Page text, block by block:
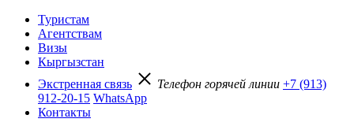
Туристам
Агентствам
Визы
Кыргызстан
Экстренная связь
Телефон горячей линии +7 (913)
912-20-15 WhatsApp
Контакты